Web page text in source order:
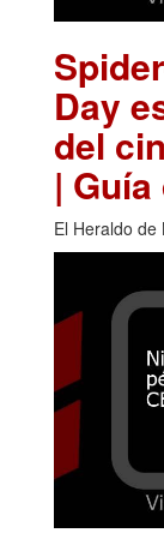
Day
del
|
El Heraldo de